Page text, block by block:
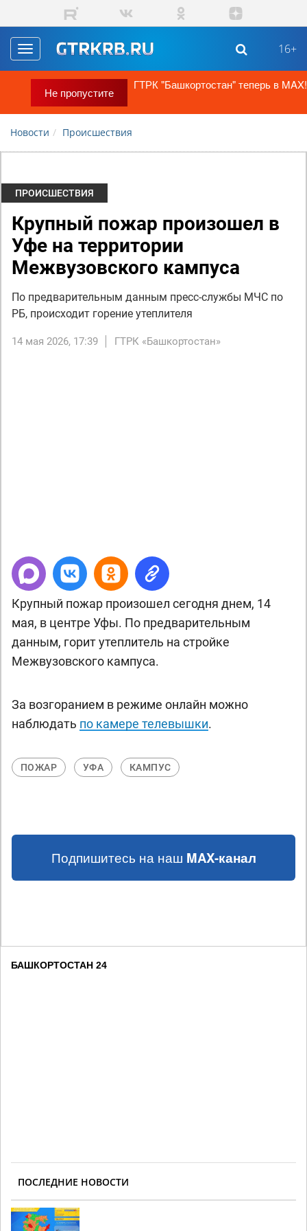
Перейти к основному содержанию
Toggle
navigation
16+
Не пропустите
ГТРК "Башкортостан" теперь в MAX!
Новости Происшествия
ПРОИСШЕСТВИЯ
Крупный пожар произошел в
Уфе на территории
Межвузовского кампуса
По предварительным данным пресс-службы МЧС по
РБ, происходит горение утеплителя
14 мая 2026, 17:39 ГТРК «Башкортостан»
Крупный пожар произошел сегодня днем, 14
мая, в центре Уфы. По предварительным
данным, горит утеплитель на стройке
Межвузовского кампуса.
За возгоранием в режиме онлайн можно
наблюдать по камере телевышки.
ПОЖАР УФА КАМПУС
Подпишитесь на наш MAX-канал
БАШКОРТОСТАН 24
ПОСЛЕДНИЕ НОВОСТИ